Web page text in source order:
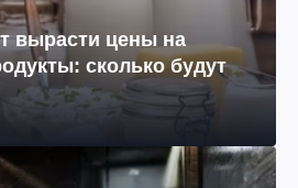
вырасти цены на
сколько будут